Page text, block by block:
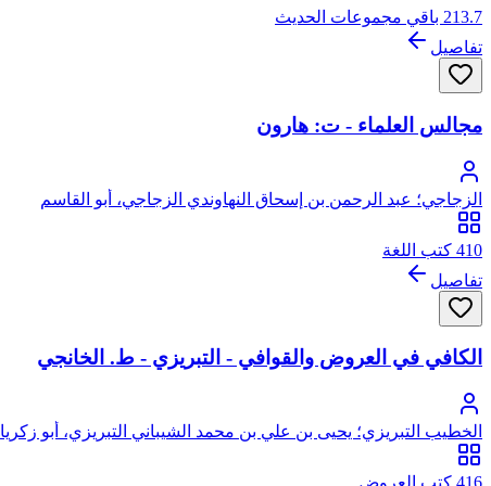
213.7 باقي مجموعات الحديث
تفاصيل
مجالس العلماء - ت: هارون
الزجاجي؛ عبد الرحمن بن إسحاق النهاوندي الزجاجي، أبو القاسم
410 كتب اللغة
تفاصيل
الكافي في العروض والقوافي - التبريزي - ط. الخانجي
الخطيب التبريزي؛ يحيى بن علي بن محمد الشيباني التبريزي، أبو زكريا